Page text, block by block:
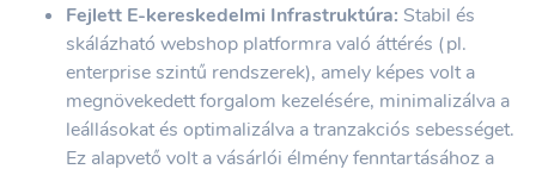
Fejlett E-kereskedelmi Infrastruktúra: Stabil és
skálázható webshop platformra való áttérés (pl.
enterprise szintű rendszerek), amely képes volt a
megnövekedett forgalom kezelésére, minimalizálva a
leállásokat és optimalizálva a tranzakciós sebességet.
Ez alapvető volt a vásárlói élmény fenntartásához a